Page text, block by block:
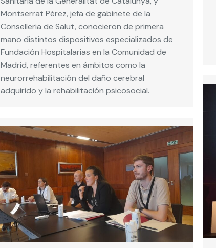
Montserrat Pérez, jefa de gabinete de la
Conselleria de Salut, conocieron de primera
mano distintos dispositivos especializados de
Fundación Hospitalarias en la Comunidad de
Madrid, referentes en ámbitos como la
neurorrehabilitación del daño cerebral
adquirido y la rehabilitación psicosocial.